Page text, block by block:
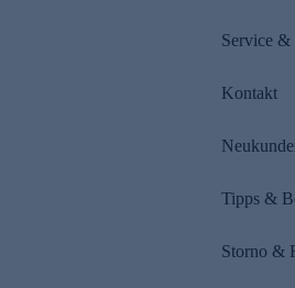
Service
Kontakt
Tipps &
Storno &